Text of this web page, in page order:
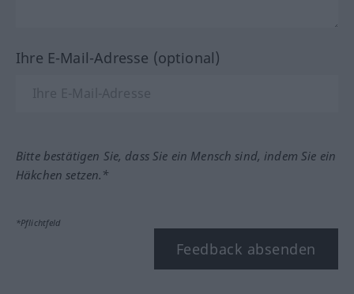
Ihre E-Mail-Adresse (optional)
Bitte bestätigen Sie, dass Sie ein Mensch sind, indem Sie ein
Häkchen setzen.*
*Pflichtfeld
Feedback absenden